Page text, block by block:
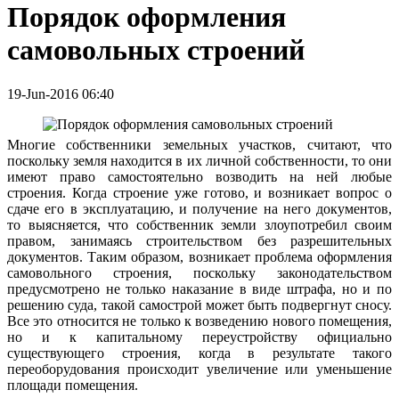
Порядок оформления
самовольных строений
19-Jun-2016 06:40
Многие собственники земельных участков, считают, что
поскольку земля находится в их личной собственности, то они
имеют право самостоятельно возводить на ней любые
строения. Когда строение уже готово, и возникает вопрос о
сдаче его в эксплуатацию, и получение на него документов,
то выясняется, что собственник земли злоупотребил своим
правом, занимаясь строительством без разрешительных
документов. Таким образом, возникает проблема оформления
самовольного строения, поскольку законодательством
предусмотрено не только наказание в виде штрафа, но и по
решению суда, такой самострой может быть подвергнут сносу.
Все это относится не только к возведению нового помещения,
но и к капитальному переустройству официально
существующего строения, когда в результате такого
переоборудования происходит увеличение или уменьшение
площади помещения.